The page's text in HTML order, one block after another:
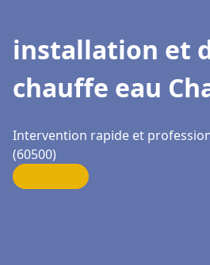
installation et
chauffe eau
Intervention rapide et
(60500)